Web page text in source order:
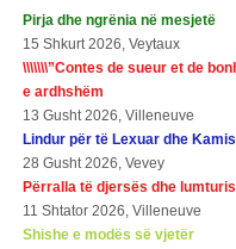
Pirja dhe ngrënia në mesjetë
15 Shkurt 2026, Veytaux
\\\\\\\”Contes de sueur et de
e ardhshëm
13 Gusht 2026, Villeneuve
Lindur për të Lexuar dhe
28 Gusht 2026, Vevey
Përralla të djersës dhe
11 Shtator 2026, Villeneuve
Shishe e modës së vjetër